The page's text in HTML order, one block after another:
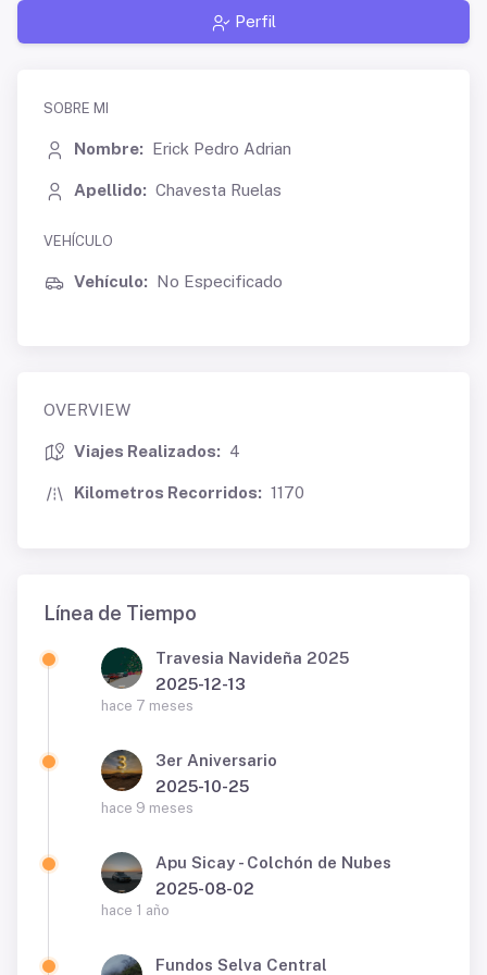
Perfil
SOBRE MI
Nombre: Erick Pedro Adrian
Apellido: Chavesta Ruelas
VEHÍCULO
Vehículo: No Especificado
OVERVIEW
Viajes Realizados: 4
Kilometros Recorridos: 1170
Línea de Tiempo
Travesia Navideña 2025
2025-12-13
hace 7 meses
3er Aniversario
2025-10-25
hace 9 meses
Apu Sicay - Colchón de Nubes
2025-08-02
hace 1 año
Fundos Selva Central